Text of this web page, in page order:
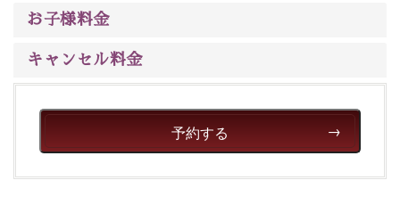
お子様料金
キャンセル料金
予約する